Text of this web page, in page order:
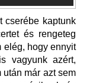
cserébe kaptunk
és rengeteg
elég, hogy ennyit
vagyunk azért,
után már azt sem